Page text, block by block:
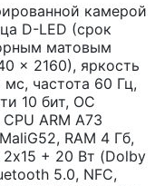
камерой
D-LED (срок
матовым
x 2160), яркость
мс, частота 60 Гц,
10 бит, ОС
ARM A73
RAM 4 Гб,
+ 20 Вт (Dolby
5.0, NFC,